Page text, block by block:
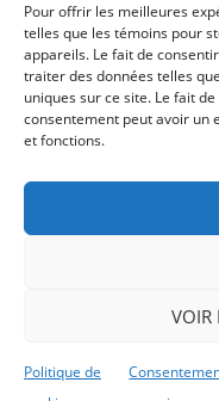
Pour offrir les meilleures
telles que les témoins pour
appareils. Le fait de
traiter des données telles
uniques sur ce site. Le fait
consentement peut avoir un
et fonctions.
VOIR
Politique de
819-845-2777
1-800-716-2777
Page Facebook